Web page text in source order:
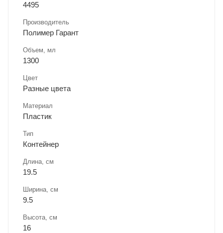
4495
Производитель
Полимер Гарант
Объем, мл
1300
Цвет
Разные цвета
Материал
Пластик
Тип
Контейнер
Длина, cм
19.5
Ширина, cм
9.5
Высота, см
16